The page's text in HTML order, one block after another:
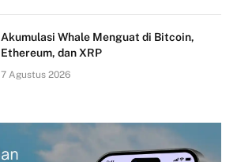
Akumulasi Whale Menguat di Bitcoin,
Ethereum, dan XRP
7 Agustus 2026